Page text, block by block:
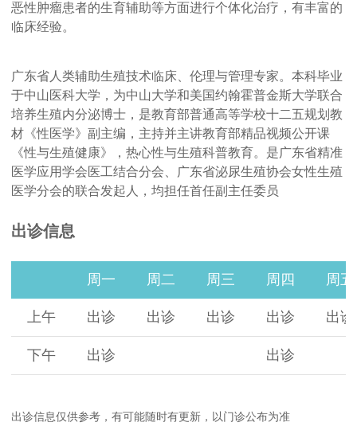
恶性肿瘤患者的生育辅助等方面进行个体化治疗，有丰富的
临床经验。
广东省人类辅助生殖技术临床、伦理与管理专家。本科毕业
于中山医科大学，为中山大学和美国约翰霍普金斯大学联合
培养生殖内分泌博士，是教育部普通高等学校十二五规划教
材《性医学》副主编，主持并主讲教育部精品视频公开课
《性与生殖健康》，热心性与生殖科普教育。是广东省精准
医学应用学会医工结合分会、广东省泌尿生殖协会女性生殖
医学分会的联合发起人，均担任首任副主任委员
出诊信息
周一 周二 周三 周四 周五
上午 出诊 出诊 出诊 出诊 出诊
下午 出诊 出诊
出诊信息仅供参考，有可能随时有更新，以门诊公布为准